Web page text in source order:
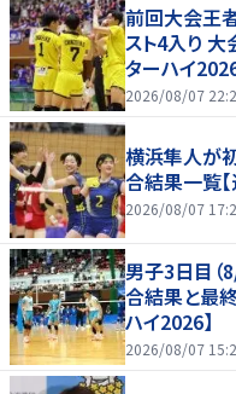
前回大会王
スト4入り
ターハイ2026
2026/08/07
横浜隼人が
合結果一覧
2026/08/07
男子3日目（
合結果と最
ハイ2026】
2026/08/07